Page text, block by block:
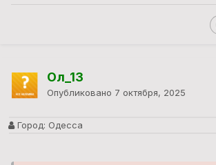
Ол_13
Опубликовано 7 октября, 2025
Город: Одесса